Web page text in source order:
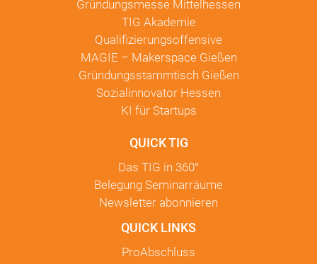
Gründungsmesse Mittelhessen
TIG Akademie
Qualifizierungsoffensive
MAGIE – Makerspace Gießen
Gründungsstammtisch Gießen
Sozialinnovator Hessen
KI für Startups
QUICK TIG
Das TIG in 360°
Belegung Seminarräume
Newsletter abonnieren
QUICK LINKS
ProAbschluss